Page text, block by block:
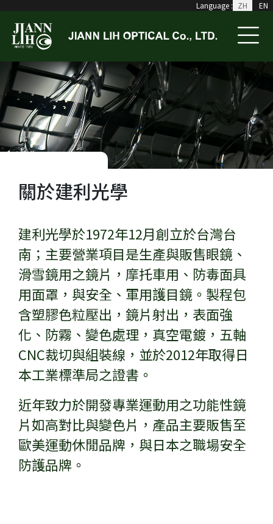
Language : ZH EN
關於建利光學
建利光學於1972年12月創立於台灣台
南；主要營業項目是生產與販售眼鏡、
滑雪鏡用之鏡片，摩托車用、防毒面具
用面罩，與安全、軍用護目鏡。製程包
含塑膠色粒壓出，鏡片射出，表面強
化、防霧、變色處理，真空電鍍，五軸
CNC裁切與組裝線，並於2012年取得日
本工業標準局之證書。
近年致力於開發專業運動用之功能性鏡
片如高對比與變色片，產品主要販售至
歐美運動休閒品牌，與日本之職場安全
防護品牌。